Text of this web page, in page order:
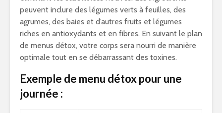
peuvent inclure des légumes verts à feuilles, des
agrumes, des baies et d’autres fruits et légumes
riches en antioxydants et en fibres. En suivant le plan
de menus détox, votre corps sera nourri de manière
optimale tout en se débarrassant des toxines.
Exemple de menu détox pour une
journée :